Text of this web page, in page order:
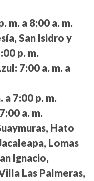
m. a 8:00 a. m.
San Isidro y
p. m.
7:00 a. m. a
a 7:00 p. m.
a. m.
Hato
Lomas
Ignacio,
Las Palmeras,